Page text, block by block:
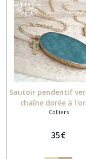
Sautoir pendentif
chaîne dorée à
Colliers
35€